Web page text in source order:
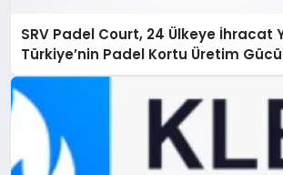
SRV Padel Court, 24 Ülkeye İhracat
Türkiye’nin Padel Kortu Üretim Gücü